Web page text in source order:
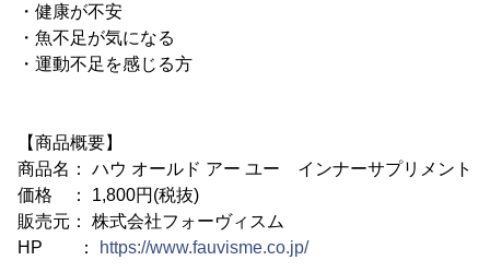
・健康が不安
・魚不足が気になる
・運動不足を感じる方
【商品概要】
商品名： ハウ オールド アー ユー インナーサプリメント
価格 ： 1,800円(税抜)
販売元： 株式会社フォーヴィスム
HP ：
https://www.fauvisme.co.jp/